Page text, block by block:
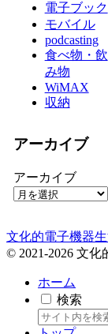
電子ブック
モバイル
podcasting
食べ物・飲
み物
WiMAX
収納
アーカイブ
アーカイブ
文化的電子機器
© 2021-2026 文化
ホーム
検索